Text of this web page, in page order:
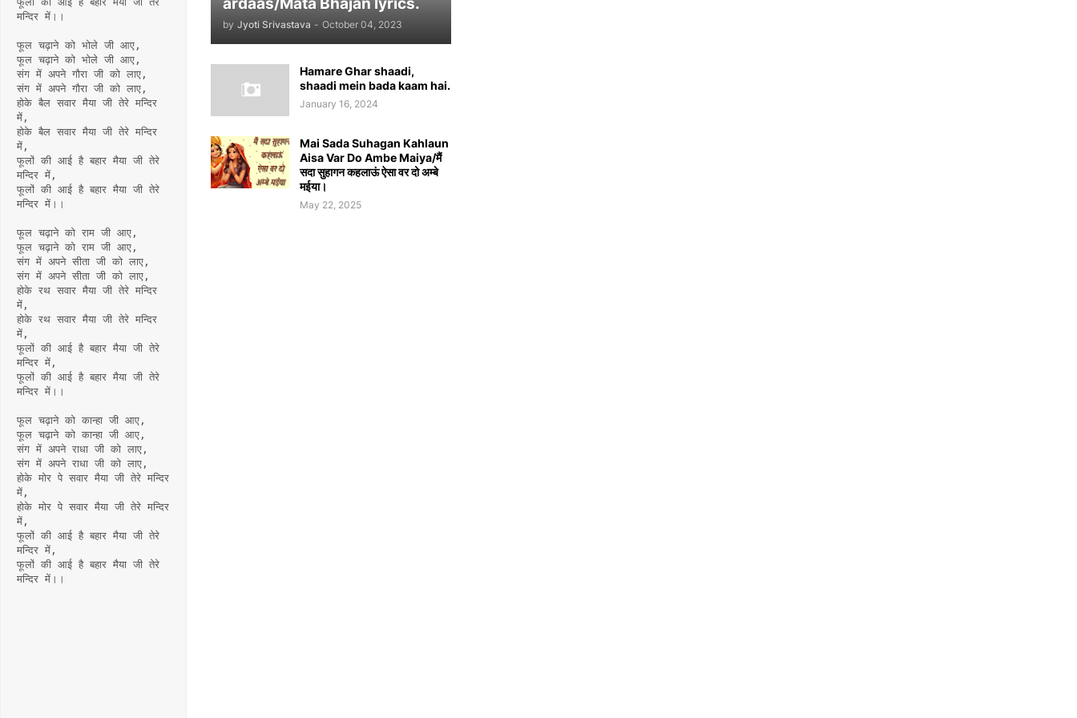
मन्दिर में।।
फूल चढ़ाने को भोले जी आए,
फूल चढ़ाने को भोले जी आए,
संग में अपने गौरा जी को लाए,
संग में अपने गौरा जी को लाए,
होके बैल सवार मैया जी तेरे मन्दिर
में,
होके बैल सवार मैया जी तेरे मन्दिर
में,
फूलों की आई है बहार मैया जी तेरे
मन्दिर में,
फूलों की आई है बहार मैया जी तेरे
मन्दिर में।।
फूल चढ़ाने को राम जी आए,
फूल चढ़ाने को राम जी आए,
संग में अपने सीता जी को लाए,
संग में अपने सीता जी को लाए,
होके रथ सवार मैया जी तेरे मन्दिर
में,
होके रथ सवार मैया जी तेरे मन्दिर
में,
फूलों की आई है बहार मैया जी तेरे
मन्दिर में,
फूलों की आई है बहार मैया जी तेरे
मन्दिर में।।
फूल चढ़ाने को कान्हा जी आए,
फूल चढ़ाने को कान्हा जी आए,
संग में अपने राधा जी को लाए,
संग में अपने राधा जी को लाए,
होके मोर पे सवार मैया जी तेरे मन्दिर
में,
होके मोर पे सवार मैया जी तेरे मन्दिर
में,
फूलों की आई है बहार मैया जी तेरे
मन्दिर में,
फूलों की आई है बहार मैया जी तेरे
मन्दिर में।।
by Jyoti Srivastava - October 04, 2023
Hamare Ghar shaadi,
shaadi mein bada kaam hai.
January 16, 2024
Mai Sada Suhagan Kahlaun
Aisa Var Do Ambe Maiya/मैं
सदा सुहागन कहलाऊं ऐसा वर दो अम्बे
मईया।
May 22, 2025